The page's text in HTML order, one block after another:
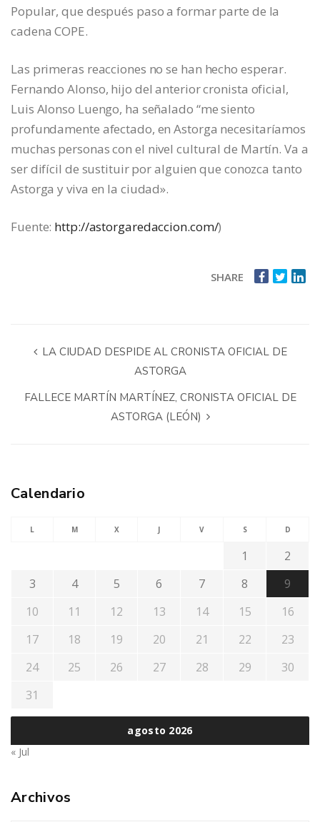
Popular, que después paso a formar parte de la
cadena COPE.
Las primeras reacciones no se han hecho esperar.
Fernando Alonso, hijo del anterior cronista oficial,
Luis Alonso Luengo, ha señalado “me siento
profundamente afectado, en Astorga necesitaríamos
muchas personas con el nivel cultural de Martín. Va a
ser difícil de sustituir por alguien que conozca tanto
Astorga y viva en la ciudad».
Fuente: http://astorgaredaccion.com/)
SHARE
LA CIUDAD DESPIDE AL CRONISTA OFICIAL DE
ASTORGA
FALLECE MARTÍN MARTÍNEZ, CRONISTA OFICIAL DE
ASTORGA (LEÓN)
Calendario
agosto 2026
L M X J V S D
1
2
3
4 5 6 7 8
9
10
11 12 13 14 15
16
17
18 19 20 21 22
23
24
25 26 27 28 29
30
31
« Jul
Archivos